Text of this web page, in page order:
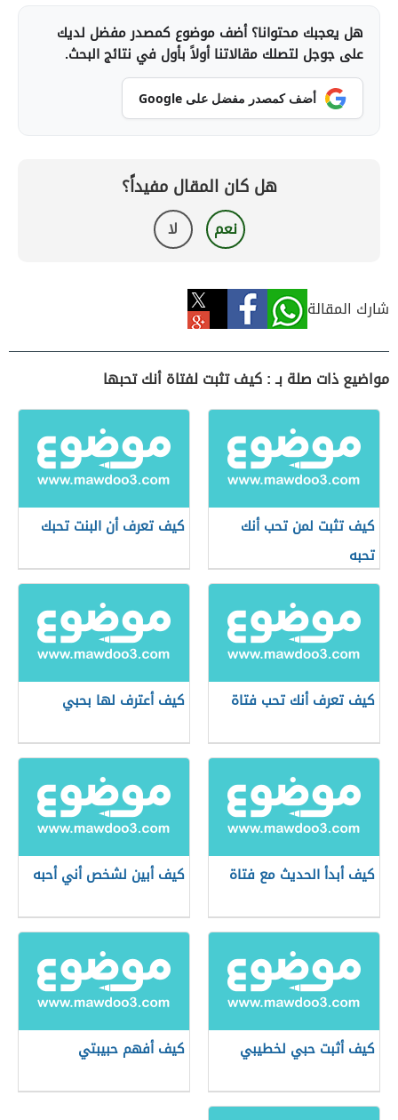
هل يعجبك محتوانا؟ أضف موضوع كمصدر مفضل لديك
على جوجل لتصلك مقالاتنا أولاً بأول في نتائج البحث.
أضف كمصدر مفضل على Google
هل كان المقال مفيداً؟
نعم لا
شارك المقالة
مواضيع ذات صلة بـ : كيف تثبت لفتاة أنك تحبها
كيف تثبت لمن تحب أنك
تحبه
كيف تعرف أن البنت تحبك
كيف تعرف أنك تحب فتاة كيف أعترف لها بحبي
كيف أبدأ الحديث مع فتاة كيف أبين لشخص أني أحبه
كيف أثبت حبي لخطيبي كيف أفهم حبيبتي